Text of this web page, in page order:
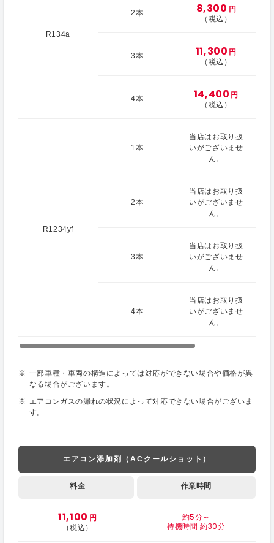
R134a
2本 8,300 円
（税込）
3本 11,300 円
（税込）
4本 14,400 円
（税込）
R1234yf
1本
当店はお取り扱
いがございませ
ん。
2本
当店はお取り扱
いがございませ
ん。
3本
当店はお取り扱
いがございませ
ん。
4本
当店はお取り扱
いがございませ
ん。
一部車種・車両の構造によっては対応ができない場合や価格が異
なる場合がございます。
エアコンガスの漏れの状況によって対応できない場合がございま
す。
エアコン添加剤（ACクールショット）
料金 作業時間
11,100 円
（税込）
約5分～
待機時間 約30分